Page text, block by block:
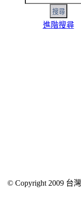
進階搜尋
© Copyright 2009 台